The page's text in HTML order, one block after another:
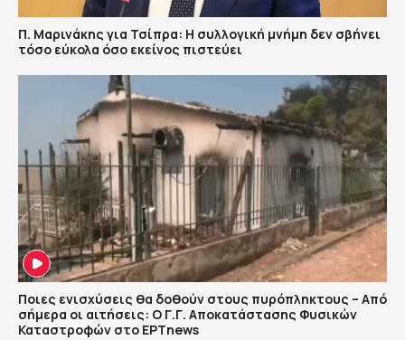
Π. Μαρινάκης για Τσίπρα: Η συλλογική μνήμη δεν σβήνει
τόσο εύκολα όσο εκείνος πιστεύει
Ποιες ενισχύσεις θα δοθούν στους πυρόπληκτους – Από
σήμερα οι αιτήσεις: Ο Γ.Γ. Αποκατάστασης Φυσικών
Καταστροφών στο ΕΡΤnews